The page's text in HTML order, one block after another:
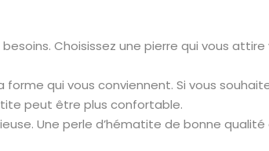
Choisissez une pierre qui vous
qui vous conviennent. Si vous
peut être plus confortable.
Une perle d’hématite de bonne